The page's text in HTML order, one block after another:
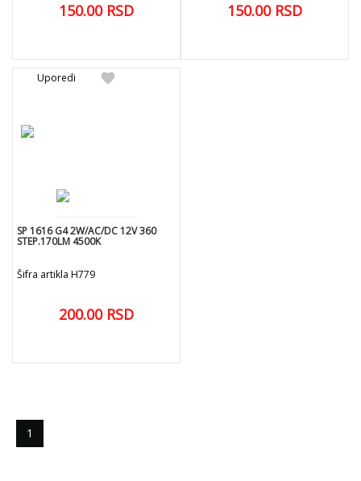
150.00 RSD 150.00 RSD
favorite
Uporedi
SP 1616 G4 2W/AC/DC 12V 360
STEP.170LM 4500K
Šifra artikla H779
200.00 RSD
1